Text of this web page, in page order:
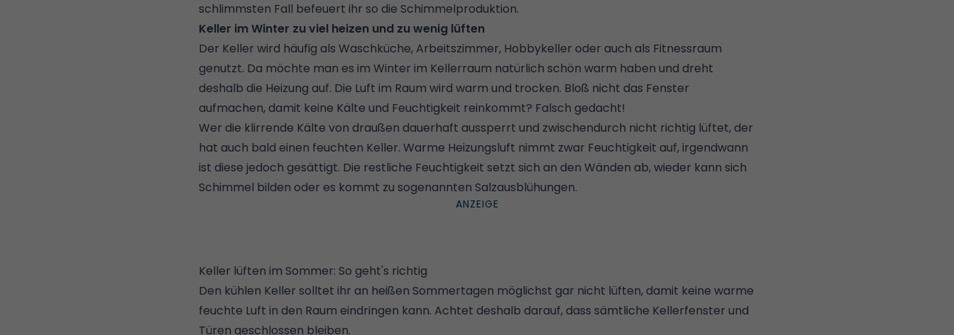
schlimmsten Fall befeuert ihr so die Schimmelproduktion.
Keller im Winter zu viel heizen und zu wenig lüften
Der Keller wird häufig als Waschküche, Arbeitszimmer, Hobbykeller oder auch als Fitnessraum
genutzt. Da möchte man es im Winter im Kellerraum natürlich schön warm haben und dreht
deshalb die Heizung auf. Die Luft im Raum wird warm und trocken. Bloß nicht das Fenster
aufmachen, damit keine Kälte und Feuchtigkeit reinkommt? Falsch gedacht!
Wer die klirrende Kälte von draußen dauerhaft aussperrt und zwischendurch nicht richtig lüftet, der
hat auch bald einen feuchten Keller. Warme Heizungsluft nimmt zwar Feuchtigkeit auf, irgendwann
ist diese jedoch gesättigt. Die restliche Feuchtigkeit setzt sich an den Wänden ab, wieder kann sich
Schimmel bilden oder es kommt zu sogenannten Salzausblühungen.
Keller lüften im Sommer: So geht's richtig
Den kühlen Keller solltet ihr an heißen Sommertagen möglichst gar nicht lüften, damit keine warme
feuchte Luft in den Raum eindringen kann. Achtet deshalb darauf, dass sämtliche Kellerfenster und
Türen geschlossen bleiben.